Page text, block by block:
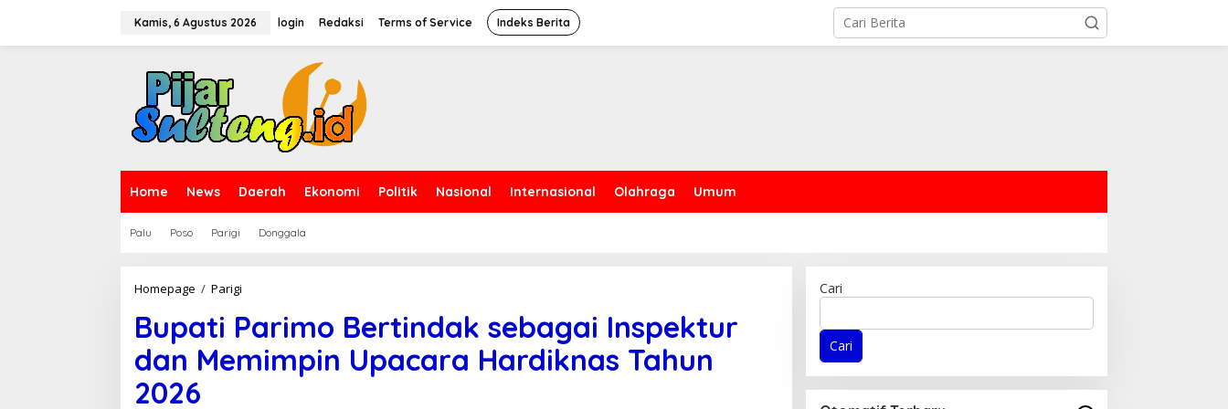
Kamis, 6 Agustus 2026 login Redaksi Terms of Service Indeks Berita
Home News Daerah Ekonomi Politik Nasional Internasional Olahraga Umum
Palu Poso Parigi Donggala
Homepage / Parigi
p
t
Bupati Parimo Bertindak sebagai Inspektur
dan Memimpin Upacara Hardiknas Tahun
2026
Cari
Cari